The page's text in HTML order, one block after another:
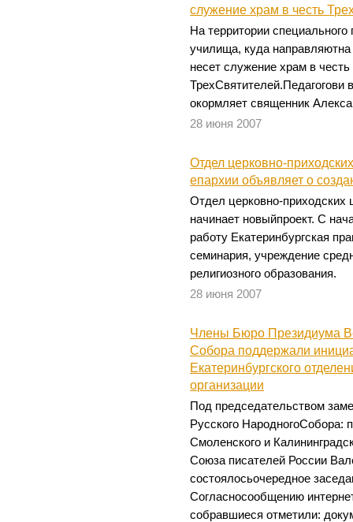
служение храм в честь
На территории
училища, куда
несет служение храм в честь
ТрехСвятителей.Педагогови
окормляет священник
28 июня 2007
Отдел церковно-
епархии объявляет о
Отдел церковно-приходских
начинает новыйпроект. С
работу Екатеринбургская
семинария, учреждение
религиозного образования.
28 июня 2007
Члены Бюро Президиума
Собора поддержали
Екатеринбургского
организации
Под председательством
Русского
Смоленского и
Союза писателей России
состоялосьочередное
Согласносообщению
собравшиеся отметили: